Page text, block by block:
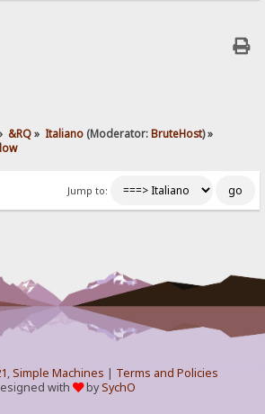
&RQ» Italiano (Moderator:BruteHost) »
Jump to:
,Simple Machines | Terms and Policies
with
bySychO